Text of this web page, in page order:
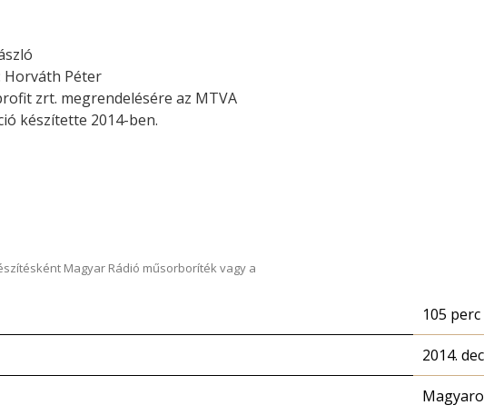
Horváth Péter
zrt. megrendelésére az MTVA
készítette 2014-ben.
Magyar Rádió műsorboríték vagy a
105 perc
2014.